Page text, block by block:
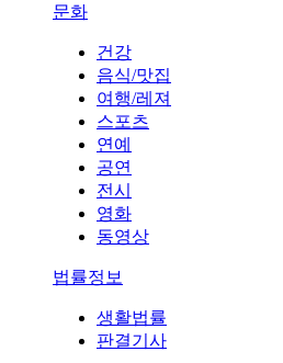
문화
건강
음식/맛집
여행/레져
스포츠
연예
공연
전시
영화
동영상
법률정보
생활법률
판결기사